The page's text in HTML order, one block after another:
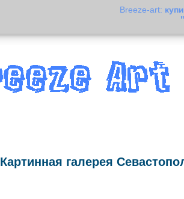
Breeze-art:
Картинная галерея